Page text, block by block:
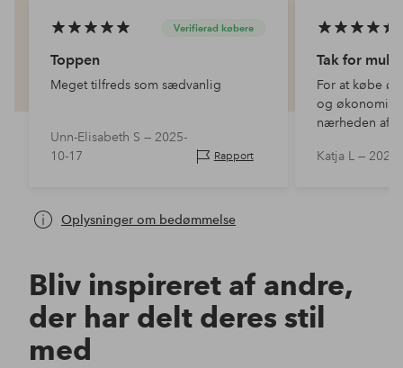
Verifierad købere
Toppen
Meget tilfreds som sædvanlig
Unn-Elisabeth S — 2025-
10-17
Rapport
Tak for
For at købe
og
nærheden af
Katja L —
Oplysninger om bedømmelse
Bliv inspireret af andre,
der har delt deres stil
med